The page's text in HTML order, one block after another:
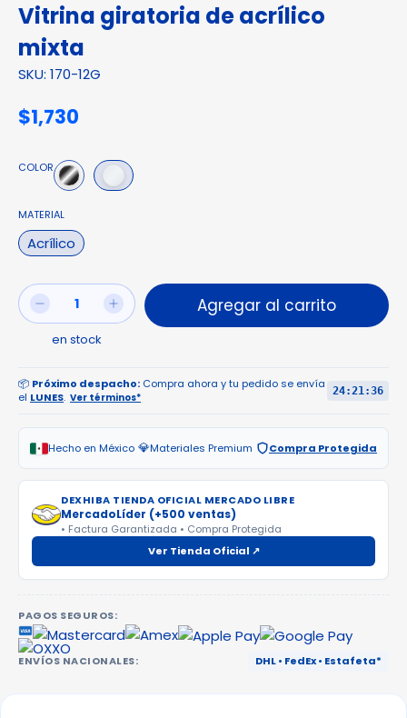
Vitrina giratoria de acrílico
mixta
SKU: 170-12G
$1,730
COLOR
MATERIAL
Acrílico
en stock
📦 Próximo despacho: Compra ahora y tu pedido se envía
el LUNES. Ver términos* 24:21:36
Hecho en México 💎Materiales Premium Compra Protegida
DEXHIBA TIENDA OFICIAL MERCADO LIBRE
MercadoLíder (+500 ventas)
• Factura Garantizada • Compra Protegida
Ver Tienda Oficial ↗
PAGOS SEGUROS:
ENVÍOS NACIONALES: DHL • FedEx • Estafeta*